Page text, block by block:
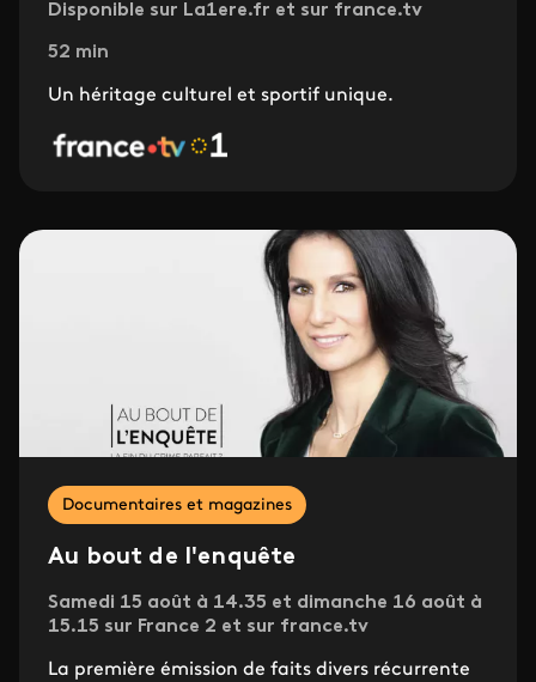
Disponible sur La1ere.fr et sur france.tv
52 min
Un héritage culturel et sportif unique.
Documentaires et magazines
Au bout de l'enquête
Samedi 15 août à 14.35 et dimanche 16 août à
15.15 sur France 2 et sur france.tv
La première émission de faits divers récurrente